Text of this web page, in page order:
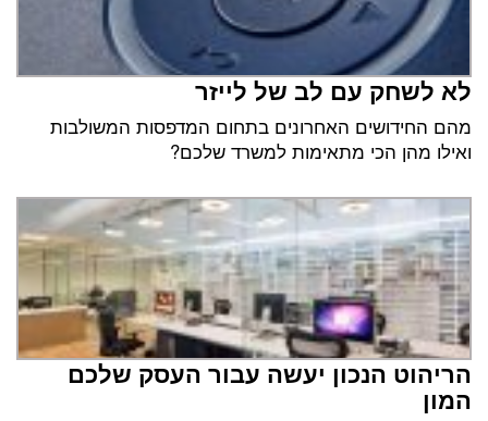
לא לשחק עם לב של לייזר
מהם החידושים האחרונים בתחום המדפסות המשולבות
ואילו מהן הכי מתאימות למשרד שלכם?
הריהוט הנכון יעשה עבור העסק שלכם
המון